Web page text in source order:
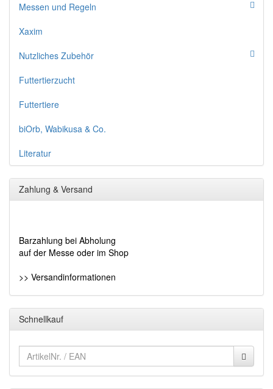
Messen und Regeln
Xaxim
Nutzliches Zubehör
Futtertierzucht
Futtertiere
biOrb, Wabikusa & Co.
Literatur
Zahlung & Versand
Barzahlung bei Abholung
auf der Messe oder im Shop
>> Versandinformationen
Schnellkauf